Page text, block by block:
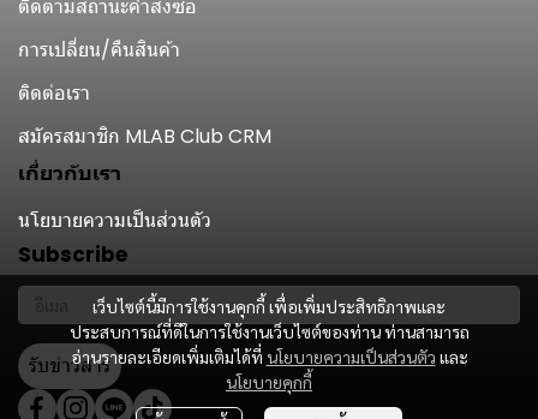
เว็บไซต์นี้มีการใช้งานคุกกี้ เพื่อเพิ่มประสิทธิภาพและ
ประสบการณ์ที่ดีในการใช้งานเว็บไซต์ของท่าน ท่านสามารถ
อ่านรายละเอียดเพิ่มเติมได้ที่ นโยบายความเป็นส่วนตัว และ
นโยบายคุกกี้
ติดตามสถานะคำสั่งซื้อ
การเปลี่ยน/คืนสินค้า
ติดต่อเรา
สมัครสมาชิก MLAB Club CRM
เกี่ยวกับเรา
นโยบายความเป็นส่วนตัว
Subscribe
รับข่าวสาร